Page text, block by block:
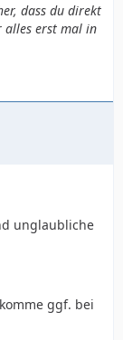
dass du direkt
alles erst mal in
unglaubliche
ggf. bei